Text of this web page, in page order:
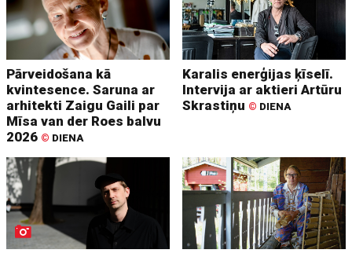
Pārveidošana kā
kvintesence. Saruna ar
arhitekti Zaigu Gaili par
Mīsa van der Roes balvu
2026 © DIENA
Karalis enerģijas ķīselī.
Intervija ar aktieri Artūru
Skrastiņu © DIENA